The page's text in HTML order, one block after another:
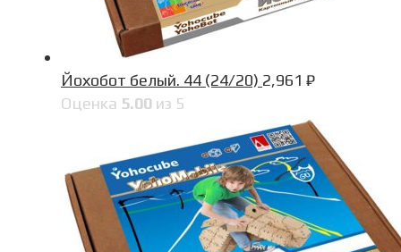
Йохобот белый. 44 (24/20) 2,961 ₽
Оценка 5.00 из 5